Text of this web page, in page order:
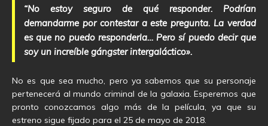
“No estoy seguro de qué responder. Podrían
demandarme por contestar a este pregunta. La verdad
es que no puedo responderla… Pero sí puedo decir que
soy un increíble gángster intergaláctico».
No es que sea mucho, pero ya sabemos que su personaje
pertenecerá al mundo criminal de la galaxia. Esperemos que
pronto conozcamos algo más de la película, ya que su
estreno sigue fijado para el 25 de mayo de 2018.